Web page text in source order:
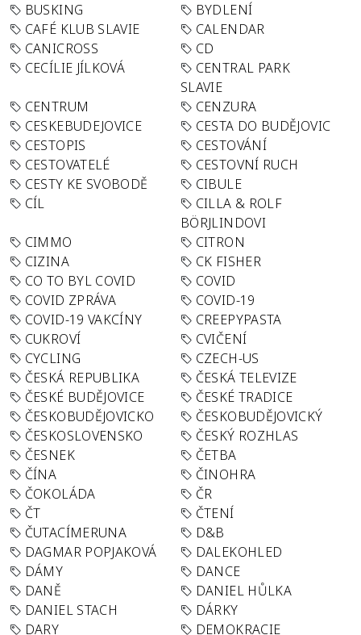
BUSKING
BYDLENÍ
CAFÉ KLUB SLAVIE
CALENDAR
CANICROSS
CD
CECÍLIE JÍLKOVÁ
CENTRAL PARK
SLAVIE
CENTRUM
CENZURA
CESKEBUDEJOVICE
CESTA DO BUDĚJOVIC
CESTOPIS
CESTOVÁNÍ
CESTOVATELÉ
CESTOVNÍ RUCH
CESTY KE SVOBODĚ
CIBULE
CÍL
CILLA & ROLF
BÖRJLINDOVI
CIMMO
CITRON
CIZINA
CK FISHER
CO TO BYL COVID
COVID
COVID ZPRÁVA
COVID-19
COVID-19 VAKCÍNY
CREEPYPASTA
CUKROVÍ
CVIČENÍ
CYCLING
CZECH-US
ČESKÁ REPUBLIKA
ČESKÁ TELEVIZE
ČESKÉ BUDĚJOVICE
ČESKÉ TRADICE
ČESKOBUDĚJOVICKO
ČESKOBUDĚJOVICKÝ
ČESKOSLOVENSKO
ČESKÝ ROZHLAS
ČESNEK
ČETBA
ČÍNA
ČINOHRA
ČOKOLÁDA
ČR
ČT
ČTENÍ
ČUTACÍMERUNA
D&B
DAGMAR POPJAKOVÁ
DALEKOHLED
DÁMY
DANCE
DANĚ
DANIEL HŮLKA
DANIEL STACH
DÁRKY
DARY
DEMOKRACIE